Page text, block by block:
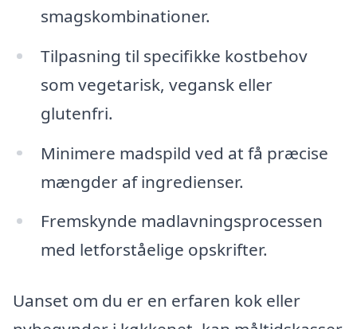
smagskombinationer.
Tilpasning til specifikke kostbehov
som vegetarisk, vegansk eller
glutenfri.
Minimere madspild ved at få præcise
mængder af ingredienser.
Fremskynde madlavningsprocessen
med letforståelige opskrifter.
Uanset om du er en erfaren kok eller